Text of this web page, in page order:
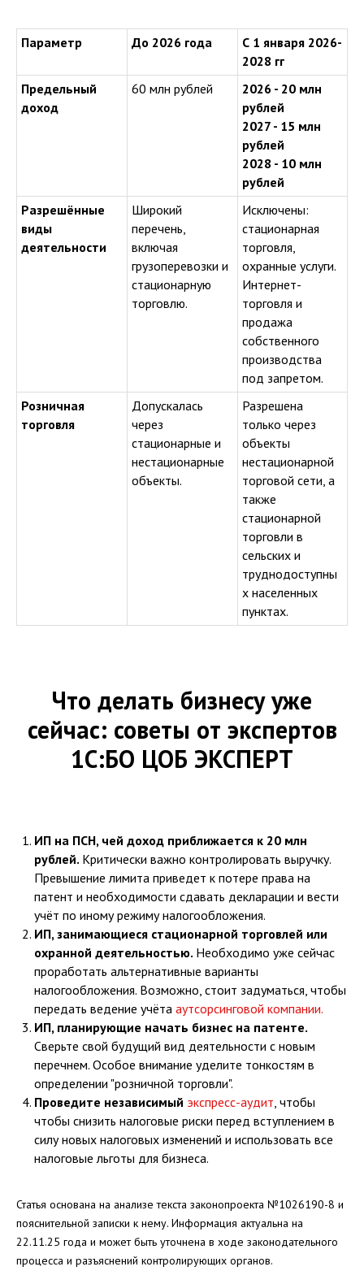
Параметр До 2026 года
С 1 января 2026-
2028 гг
Предельный
доход
60 млн рублей
2026 - 20 млн
рублей
2027 - 15 млн
рублей
2028 - 10 млн
рублей
Разрешённые
виды
деятельности
Широкий
перечень,
включая
грузоперевозки и
стационарную
торговлю.
Исключены:
стационарная
торговля,
охранные услуги.
Интернет-
торговля и
продажа
собственного
производства
под запретом.
Розничная
торговля
Допускалась
через
стационарные и
нестационарные
объекты.
Разрешена
только через
объекты
нестационарной
торговой сети, а
также
стационарной
торговли в
сельских и
труднодоступны
х населенных
пунктах.
Что делать бизнесу уже
сейчас: советы от экспертов
1С:БО ЦОБ ЭКСПЕРТ
ИП на ПСН, чей доход приближается к 20 млн
рублей. Критически важно контролировать выручку.
Превышение лимита приведет к потере права на
патент и необходимости сдавать декларации и вести
учёт по иному режиму налогообложения.
ИП, занимающиеся стационарной торговлей или
охранной деятельностью. Необходимо уже сейчас
проработать альтернативные варианты
налогообложения. Возможно, стоит задуматься, чтобы
передать ведение учёта аутсорсинговой компании.
ИП, планирующие начать бизнес на патенте.
Сверьте свой будущий вид деятельности с новым
перечнем. Особое внимание уделите тонкостям в
определении "розничной торговли".
Проведите независимый экспресс-аудит, чтобы
чтобы снизить налоговые риски перед вступлением в
силу новых налоговых изменений и использовать все
налоговые льготы для бизнеса.
Статья основана на анализе текста законопроекта №1026190-8 и
пояснительной записки к нему. Информация актуальна на
22.11.25 года и может быть уточнена в ходе законодательного
процесса и разъяснений контролирующих органов.